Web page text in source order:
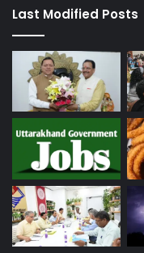
Last Modified Posts